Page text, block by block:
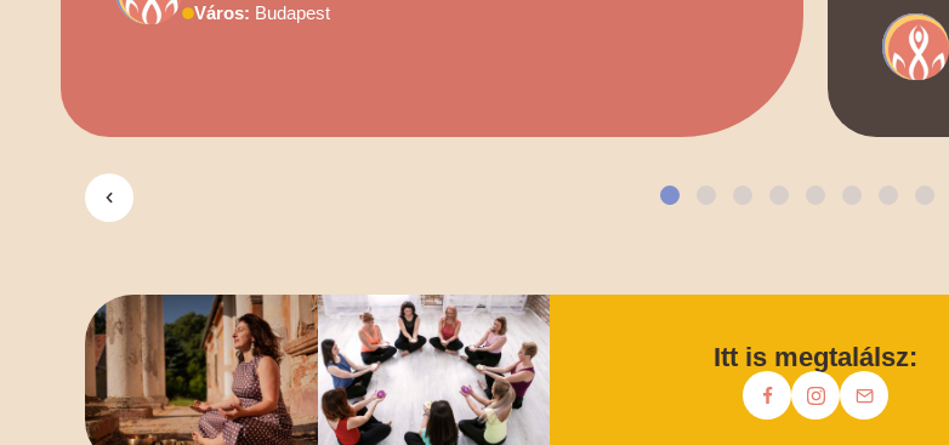
Város: Budapest
Itt is megtalálsz: